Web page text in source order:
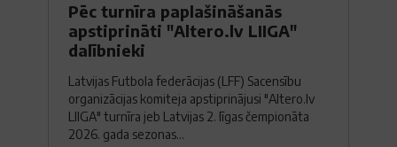
Pēc turnīra paplašināšanās
apstiprināti "Altero.lv LIIGA"
dalībnieki
Latvijas Futbola federācijas (LFF) Sacensību
organizācijas komiteja apstiprinājusi "Altero.lv
LIIGA" turnīra jeb Latvijas 2. līgas čempionāta
2026. gada sezonas...